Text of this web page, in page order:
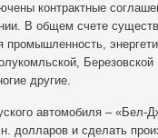
контрактные
В общем счете
промышленность,
другие.
автомобиля – «Бел-
долларов и сделать